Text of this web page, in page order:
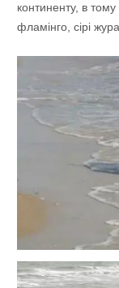
континенту, в тому
фламінго, сірі